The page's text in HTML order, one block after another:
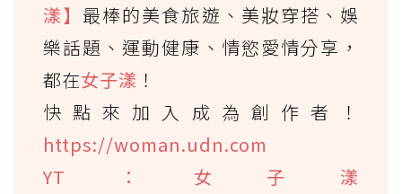
漾】最棒的美食旅遊、美妝穿搭、娛
樂話題、運動健康、情慾愛情分享，
都在女子漾 ！
快點來加入成為創作者！
https://woman.udn.com
YT：女子漾